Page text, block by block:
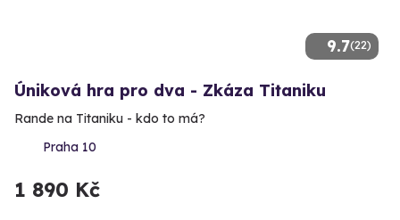
9.7(22)
Úniková hra pro dva - Zkáza Titaniku
Rande na Titaniku - kdo to má?
Praha 10
1 890 Kč